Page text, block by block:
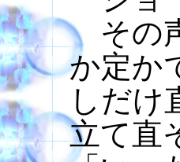
その声
か定か
しだけ
立て直